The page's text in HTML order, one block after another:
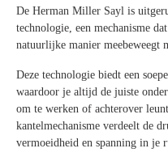
De Herman Miller Sayl is
technologie, een mechanisme
natuurlijke manier meebeweegt
Deze technologie biedt een
waardoor je altijd de juiste
om te werken of achterover
kantelmechanisme verdeelt de
vermoeidheid en spanning in je